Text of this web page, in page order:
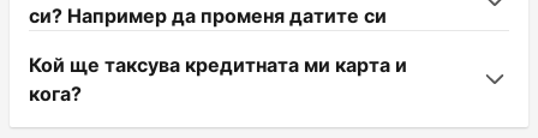
си? Например да променя датите си
Кой ще таксува кредитната ми карта и
кога?